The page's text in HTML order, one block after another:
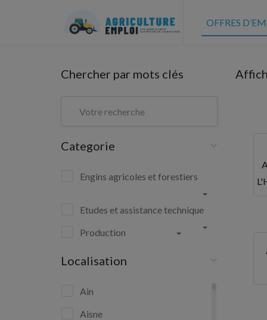
OFFRES
Chercher par mots clés
Categorie
Engins agricoles et forestiers
Etudes et assistance technique
Production
Localisation
Ain
Aisne